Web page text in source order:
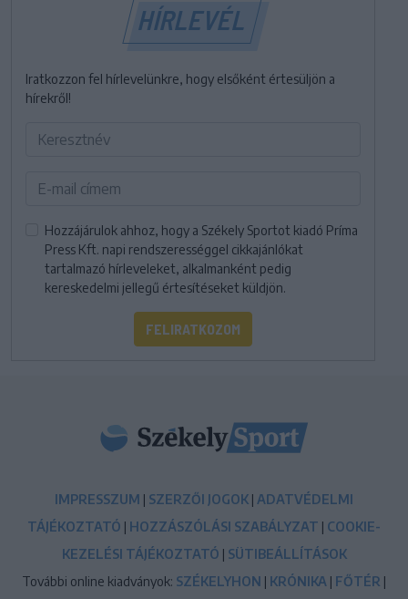
HÍRLEVÉL
Iratkozzon fel hírlevelünkre, hogy elsőként értesüljön a
hírekről!
Hozzájárulok ahhoz, hogy a Székely Sportot kiadó Príma
Press Kft. napi rendszerességgel cikkajánlókat
tartalmazó hírleveleket, alkalmanként pedig
kereskedelmi jellegű értesítéseket küldjön.
FELIRATKOZOM
IMPRESSZUM | SZERZŐI JOGOK | ADATVÉDELMI
TÁJÉKOZTATÓ | HOZZÁSZÓLÁSI SZABÁLYZAT | COOKIE-
KEZELÉSI TÁJÉKOZTATÓ | SÜTIBEÁLLÍTÁSOK
További online kiadványok: SZÉKELYHON | KRÓNIKA | FŐTÉR |